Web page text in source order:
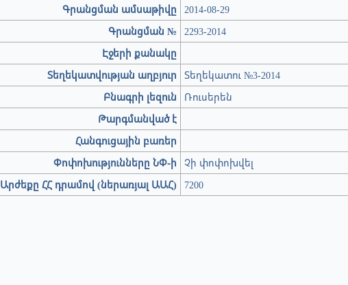
Գրանցման ամսաթիվը
2014-08-29
Գրանցման №
2293-2014
Էջերի քանակը
Տեղեկատվության աղբյուր
Տեղեկատու №3-2014
Բնագրի լեզուն
Ռուսերեն
Թարգմանված է
Հանգուցային բառեր
Փոփոխությունները ՆՓ-ի
Չի փոփոխվել
Արժեքը ՀՀ դրամով (ներառյալ ԱԱՀ)
7200